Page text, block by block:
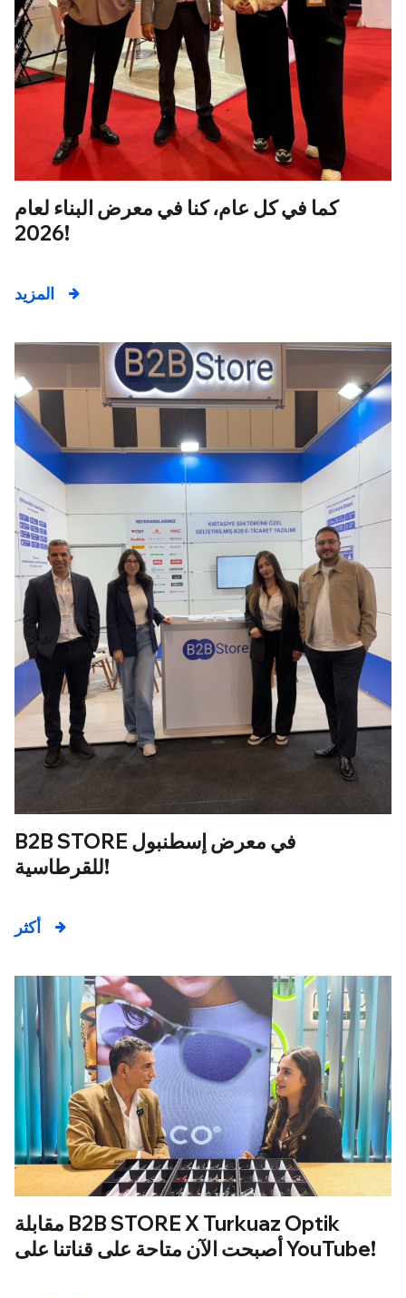
كما في كل عام، كنا في معرض البناء لعام
2026!
المزيد
B2B STORE في معرض إسطنبول
للقرطاسية!
أكثر
مقابلة B2B STORE X Turkuaz Optik
أصبحت الآن متاحة على قناتنا على YouTube!